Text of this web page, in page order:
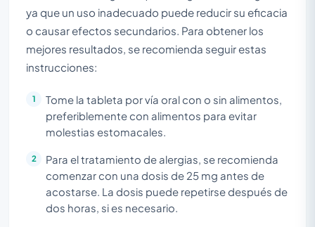
ya que un uso inadecuado puede reducir su eficacia
o causar efectos secundarios. Para obtener los
mejores resultados, se recomienda seguir estas
instrucciones:
Tome la tableta por vía oral con o sin alimentos,
preferiblemente con alimentos para evitar
molestias estomacales.
Para el tratamiento de alergias, se recomienda
comenzar con una dosis de 25 mg antes de
acostarse. La dosis puede repetirse después de
dos horas, si es necesario.